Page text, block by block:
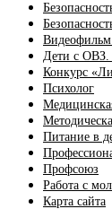
Видеофильм
Дети с ОВЗ.
Конкурс
Психолог
Питание в
Профсоюз
Работа с
Карта сайта